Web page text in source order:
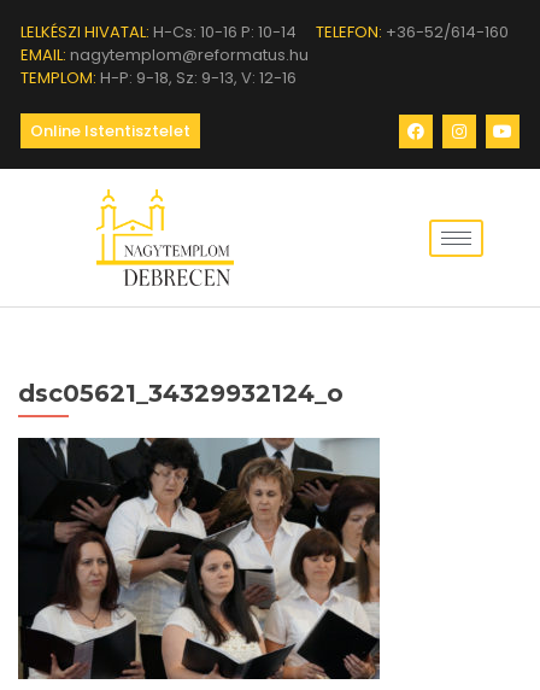
LELKÉSZI HIVATAL: H-Cs: 10-16 P: 10-14 TELEFON: +36-52/614-160
EMAIL: nagytemplom@reformatus.hu
TEMPLOM: H-P: 9-18, Sz: 9-13, V: 12-16
Online Istentisztelet
dsc05621_34329932124_o